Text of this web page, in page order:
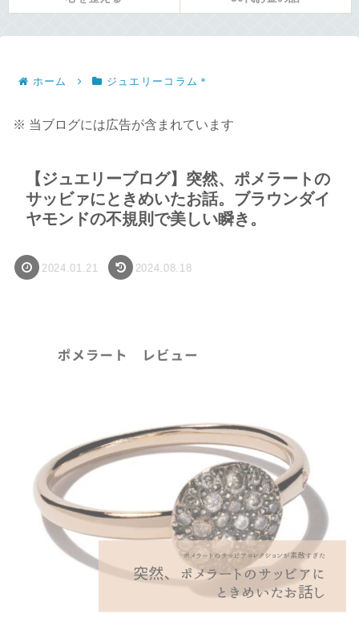
ホーム ジュエリーコラム＊
※ 当ブログには広告が含まれています
【ジュエリーブログ】突然、ポメラートの
サッビァにときめいたお話。ブラウンダイ
ヤモンドの不規則で美しい瞬き。
2024.01.21 2024.08.18